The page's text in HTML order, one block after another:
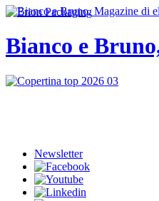
Bianco e
Newsletter